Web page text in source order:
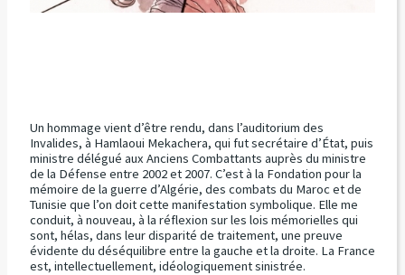
Un hommage vient d’être rendu, dans l’auditorium des
Invalides, à Hamlaoui Mekachera, qui fut secrétaire d’État, puis
ministre délégué aux Anciens Combattants auprès du ministre
de la Défense entre 2002 et 2007. C’est à la Fondation pour la
mémoire de la guerre d’Algérie, des combats du Maroc et de
Tunisie que l’on doit cette manifestation symbolique. Elle me
conduit, à nouveau, à la réflexion sur les lois mémorielles qui
sont, hélas, dans leur disparité de traitement, une preuve
évidente du déséquilibre entre la gauche et la droite. La France
est, intellectuellement, idéologiquement sinistrée.